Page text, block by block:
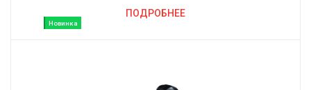
Новинка
ПОДРОБНЕЕ